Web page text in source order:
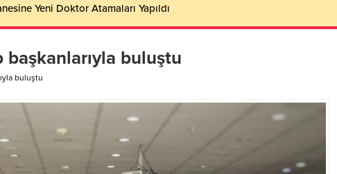
Yeni Doktor Atamaları Yapıldı
buluştu
buluştu